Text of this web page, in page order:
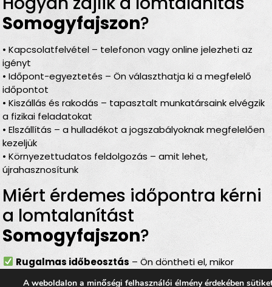
Somogyfajszon?
• Kapcsolatfelvétel – telefonon vagy online jelezheti az
igényt
• Időpont-egyeztetés – Ön választhatja ki a megfelelő
időpontot
• Kiszállás és rakodás – tapasztalt munkatársaink elvégzik
a fizikai feladatokat
• Elszállítás – a hulladékot a jogszabályoknak megfelelően
kezeljük
• Környezettudatos feldolgozás – amit lehet,
újrahasznosítunk
Miért érdemes időpontra kérni
a lomtalanítást
Somogyfajszon?
Rugalmas időbeosztás – Ön döntheti el, mikor
A weboldalon a minőségi felhasználói élmény érdekében